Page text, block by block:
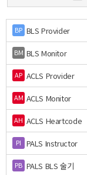
BP BLS Provider
BM BLS Monitor
AP ACLS Provider
AM ACLS Monitor
AH ACLS Heartcode
PI PALS Instructor
PB PALS BLS 술기